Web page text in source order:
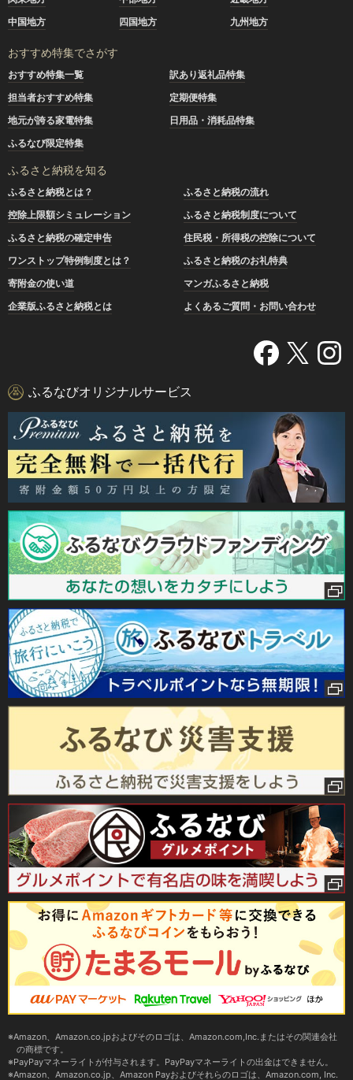
中国地方
四国地方 九州地方
おすすめ特集でさがす
おすすめ特集一覧
訳あり返礼品特集
担当者おすすめ特集
定期便特集
地元が誇る家電特集
日用品・消耗品特集
ふるなび限定特集
ふるさと納税を知る
ふるさと納税とは？
ふるさと納税の流れ
控除上限額シミュレーション
ふるさと納税制度について
ふるさと納税の確定申告
住民税・所得税の控除について
ワンストップ特例制度とは？
ふるさと納税のお礼特典
寄附金の使い道
マンガふるさと納税
企業版ふるさと納税とは
よくあるご質問・お問い合わせ
ふるなびオリジナルサービス
Amazon、Amazon.co.jpおよびそのロゴは、Amazon.com,Inc.またはその関連会社
の商標です。
PayPayマネーライトが付与されます。PayPayマネーライトの出金はできません。
Amazon、Amazon.co.jp、Amazon Payおよびそれらのロゴは、Amazon.com, Inc.